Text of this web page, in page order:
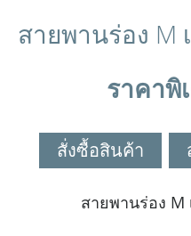
สายพานร่อง M
ราคาพิ
สั่งซื้อสินค้า
สายพานร่อง M